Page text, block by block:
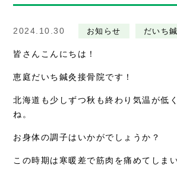
お知らせ
症例別施術
2024.10.30 お知らせ だいち
皆さんこんにちは！
恵庭だいち鍼灸接骨院です！
北海道も少しずつ秋も終わり気温が低
ね。
お身体の調子はいかがでしょうか？
この時期は寒暖差で筋肉を痛めてしま